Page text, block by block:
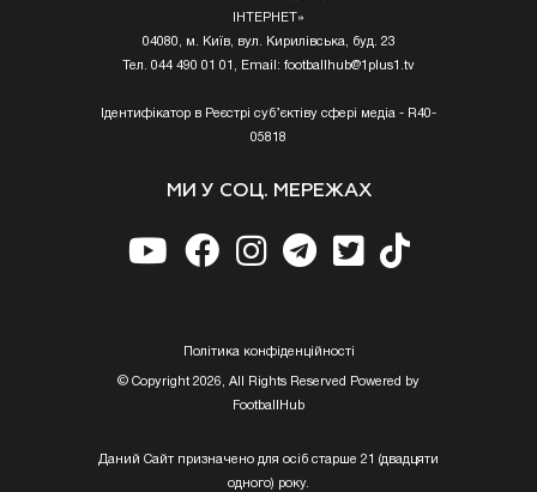
ІНТЕРНЕТ»
04080, м. Київ, вул. Кирилівська, буд. 23
Тел. 044 490 01 01, Email: footballhub@1plus1.tv
Ідентифікатор в Реєстрі суб’єктіву сфері медіа - R40-
05818
МИ У СОЦ. МЕРЕЖАХ
Полiтика конфiденцiйностi
© Copyright 2026, All Rights Reserved Powered by
FootballHub
Даний Сайт призначено для осіб старше 21 (двадцяти
одного) року.